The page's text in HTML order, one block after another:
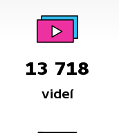
13 718
videí